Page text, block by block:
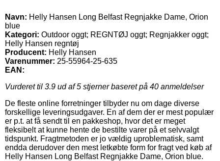
Navn: Helly Hansen Long Belfast Regnjakke Dame, Orion
blue
Kategori: Outdoor oggt; REGNTØJ oggt; Regnjakker oggt;
Helly Hansen regntøj
Producent: Helly Hansen
Varenummer: 25-55964-25-635
EAN:
Vurderet til 3.9 ud af 5 stjerner baseret på 40 anmeldelser
De fleste online forretninger tilbyder nu om dage diverse
forskellige leveringsudgaver. En af dem der er mest populær
er p.t. at få sendt til en pakkeshop, hvor det er meget
fleksibelt at kunne hente de bestilte varer på et selvvalgt
tidspunkt. Fragtmetoden er jo vældig uproblematisk, samt
endda derudover den mest letkøbte form for fragt ved køb af
Helly Hansen Long Belfast Regnjakke Dame, Orion blue.